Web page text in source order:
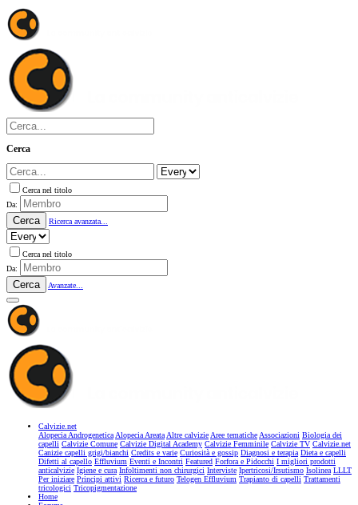
Cerca
Cerca nel titolo
Da:
Cerca Ricerca avanzata...
Cerca nel titolo
Da:
Cerca Avanzate...
Calvizie.net
Alopecia AndrogeneticaAlopecia AreataAltre calvizieAree tematicheAssociazioni Biologia dei
capelli Calvizie Comune Calvizie Digital Academy Calvizie Femminile Calvizie TV Calvizie.net
Canizie capelli grigi/bianchi Credits e varie Curiosità e gossip Diagnosi e terapia Dieta e capelli
Difetti al capello Effluvium Eventi e Incontri Featured Forfora e Pidocchi I migliori prodotti
anticalvizie Igiene e cura Infoltimenti non chirurgici Interviste Ipertricosi/Irsutismo Isolinea LLLT
Per iniziare Principi attivi Ricerca e futuro Telogen Effluvium Trapianto di capelli Trattamenti
tricologici Tricopigmentazione
Home